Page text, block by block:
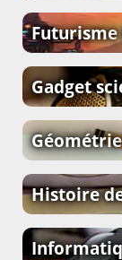
Futurisme
Gadget
Géométrie
Histoire